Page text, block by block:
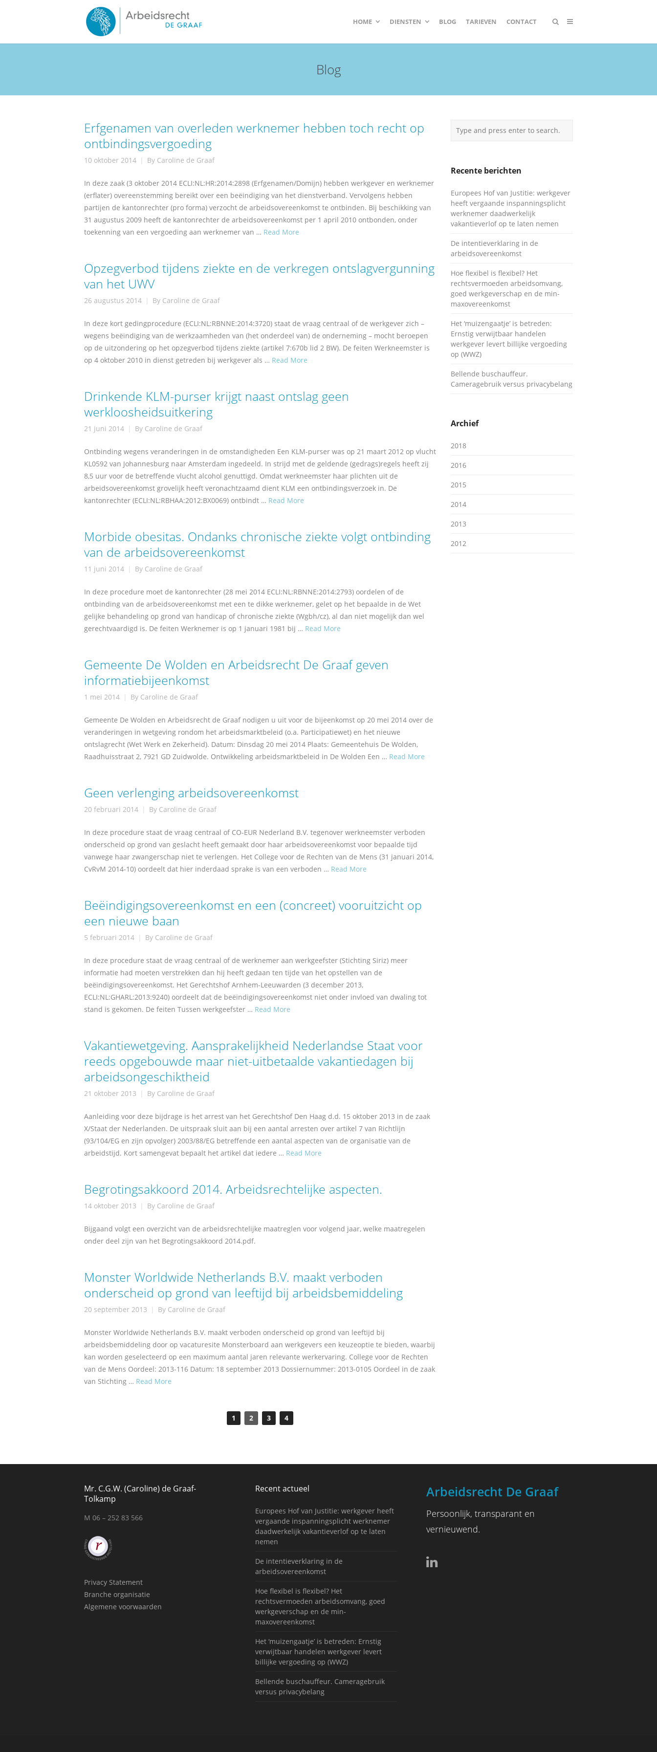
HOME DIENSTEN BLOG TARIEVEN CONTACT
Blog
Erfgenamen van overleden werknemer hebben toch recht op
ontbindingsvergoeding
10 oktober 2014 By Caroline de Graaf
In deze zaak (3 oktober 2014 ECLI:NL:HR:2014:2898 (Erfgenamen/Domijn) hebben werkgever en werknemer
(erflater) overeenstemming bereikt over een beëindiging van het dienstverband. Vervolgens hebben
partijen de kantonrechter (pro forma) verzocht de arbeidsovereenkomst te ontbinden. Bij beschikking van
31 augustus 2009 heeft de kantonrechter de arbeidsovereenkomst per 1 april 2010 ontbonden, onder
toekenning van een vergoeding aan werknemer van … Read More
Opzegverbod tijdens ziekte en de verkregen ontslagvergunning
van het UWV
26 augustus 2014 By Caroline de Graaf
In deze kort gedingprocedure (ECLI:NL:RBNNE:2014:3720) staat de vraag centraal of de werkgever zich –
wegens beëindiging van de werkzaamheden van (het onderdeel van) de onderneming – mocht beroepen
op de uitzondering op het opzegverbod tijdens ziekte (artikel 7:670b lid 2 BW). De feiten Werkneemster is
op 4 oktober 2010 in dienst getreden bij werkgever als … Read More
Drinkende KLM-purser krijgt naast ontslag geen
werkloosheidsuitkering
21 juni 2014 By Caroline de Graaf
Ontbinding wegens veranderingen in de omstandigheden Een KLM-purser was op 21 maart 2012 op vlucht
KL0592 van Johannesburg naar Amsterdam ingedeeld. In strijd met de geldende (gedrags)regels heeft zij
8,5 uur voor de betreffende vlucht alcohol genuttigd. Omdat werkneemster haar plichten uit de
arbeidsovereenkomst grovelijk heeft veronachtzaamd dient KLM een ontbindingsverzoek in. De
kantonrechter (ECLI:NL:RBHAA:2012:BX0069) ontbindt … Read More
Morbide obesitas. Ondanks chronische ziekte volgt ontbinding
van de arbeidsovereenkomst
11 juni 2014 By Caroline de Graaf
In deze procedure moet de kantonrechter (28 mei 2014 ECLI:NL:RBNNE:2014:2793) oordelen of de
ontbinding van de arbeidsovereenkomst met een te dikke werknemer, gelet op het bepaalde in de Wet
gelijke behandeling op grond van handicap of chronische ziekte (Wgbh/cz), al dan niet mogelijk dan wel
gerechtvaardigd is. De feiten Werknemer is op 1 januari 1981 bij … Read More
Gemeente De Wolden en Arbeidsrecht De Graaf geven
informatiebijeenkomst
1 mei 2014 By Caroline de Graaf
Gemeente De Wolden en Arbeidsrecht de Graaf nodigen u uit voor de bijeenkomst op 20 mei 2014 over de
veranderingen in wetgeving rondom het arbeidsmarktbeleid (o.a. Participatiewet) en het nieuwe
ontslagrecht (Wet Werk en Zekerheid). Datum: Dinsdag 20 mei 2014 Plaats: Gemeentehuis De Wolden,
Raadhuisstraat 2, 7921 GD Zuidwolde. Ontwikkeling arbeidsmarktbeleid in De Wolden Een … Read More
Geen verlenging arbeidsovereenkomst
20 februari 2014 By Caroline de Graaf
In deze procedure staat de vraag centraal of CO-EUR Nederland B.V. tegenover werkneemster verboden
onderscheid op grond van geslacht heeft gemaakt door haar arbeidsovereenkomst voor bepaalde tijd
vanwege haar zwangerschap niet te verlengen. Het College voor de Rechten van de Mens (31 januari 2014,
CvRvM 2014-10) oordeelt dat hier inderdaad sprake is van een verboden … Read More
Beëindigingsovereenkomst en een (concreet) vooruitzicht op
een nieuwe baan
5 februari 2014 By Caroline de Graaf
In deze procedure staat de vraag centraal of de werknemer aan werkgeefster (Stichting Siriz) meer
informatie had moeten verstrekken dan hij heeft gedaan ten tijde van het opstellen van de
beëindigingsovereenkomst. Het Gerechtshof Arnhem-Leeuwarden (3 december 2013,
ECLI:NL:GHARL:2013:9240) oordeelt dat de beëindigingsovereenkomst niet onder invloed van dwaling tot
stand is gekomen. De feiten Tussen werkgeefster … Read More
Vakantiewetgeving. Aansprakelijkheid Nederlandse Staat voor
reeds opgebouwde maar niet-uitbetaalde vakantiedagen bij
arbeidsongeschiktheid
21 oktober 2013 By Caroline de Graaf
Aanleiding voor deze bijdrage is het arrest van het Gerechtshof Den Haag d.d. 15 oktober 2013 in de zaak
X/Staat der Nederlanden. De uitspraak sluit aan bij een aantal arresten over artikel 7 van Richtlijn
(93/104/EG en zijn opvolger) 2003/88/EG betreffende een aantal aspecten van de organisatie van de
arbeidstijd. Kort samengevat bepaalt het artikel dat iedere … Read More
Begrotingsakkoord 2014. Arbeidsrechtelijke aspecten.
14 oktober 2013 By Caroline de Graaf
Bijgaand volgt een overzicht van de arbeidsrechtelijke maatreglen voor volgend jaar, welke maatregelen
onder deel zijn van het Begrotingsakkoord 2014.pdf.
Monster Worldwide Netherlands B.V. maakt verboden
onderscheid op grond van leeftijd bij arbeidsbemiddeling
20 september 2013 By Caroline de Graaf
Monster Worldwide Netherlands B.V. maakt verboden onderscheid op grond van leeftijd bij
arbeidsbemiddeling door op vacaturesite Monsterboard aan werkgevers een keuzeoptie te bieden, waarbij
kan worden geselecteerd op een maximum aantal jaren relevante werkervaring. College voor de Rechten
van de Mens Oordeel: 2013-116 Datum: 18 september 2013 Dossiernummer: 2013-0105 Oordeel in de zaak
van Stichting … Read More
1 2 3 4
Recente berichten
Europees Hof van Justitie: werkgever
heeft vergaande inspanningsplicht
werknemer daadwerkelijk
vakantieverlof op te laten nemen
De intentieverklaring in de
arbeidsovereenkomst
Hoe flexibel is flexibel? Het
rechtsvermoeden arbeidsomvang,
goed werkgeverschap en de min-
maxovereenkomst
Het ‘muizengaatje’ is betreden:
Ernstig verwijtbaar handelen
werkgever levert billijke vergoeding
op (WWZ)
Bellende buschauffeur.
Cameragebruik versus privacybelang
Archief
2018
2016
2015
2014
2013
2012
Mr. C.G.W. (Caroline) de Graaf-
Tolkamp
M 06 – 252 83 566
Privacy Statement
Branche organisatie
Algemene voorwaarden
Recent actueel
Europees Hof van Justitie: werkgever heeft
vergaande inspanningsplicht werknemer
daadwerkelijk vakantieverlof op te laten
nemen
De intentieverklaring in de
arbeidsovereenkomst
Hoe flexibel is flexibel? Het
rechtsvermoeden arbeidsomvang, goed
werkgeverschap en de min-
maxovereenkomst
Het ‘muizengaatje’ is betreden: Ernstig
verwijtbaar handelen werkgever levert
billijke vergoeding op (WWZ)
Bellende buschauffeur. Cameragebruik
versus privacybelang
Arbeidsrecht De Graaf
Persoonlijk, transparant en
vernieuwend.